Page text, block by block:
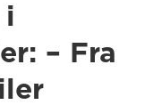
i
– Fra